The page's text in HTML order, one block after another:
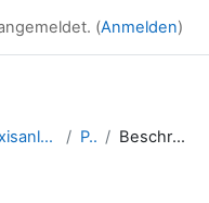
(Anmelden)
Weiterbildung Praxisanleitung (PAL) PAL Beschreibung